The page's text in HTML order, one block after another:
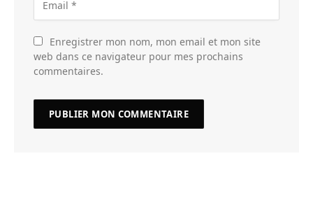
Enregistrer mon nom, mon email et mon site
web dans ce navigateur pour mes prochains
commentaires.